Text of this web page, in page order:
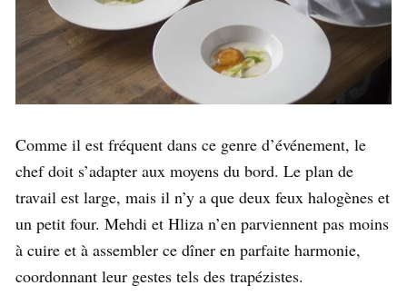
Comme il est fréquent dans ce genre d’événement, le
chef doit s’adapter aux moyens du bord. Le plan de
travail est large, mais il n’y a que deux feux halogènes et
un petit four. Mehdi et Hliza n’en parviennent pas moins
à cuire et à assembler ce dîner en parfaite harmonie,
coordonnant leur gestes tels des trapézistes.